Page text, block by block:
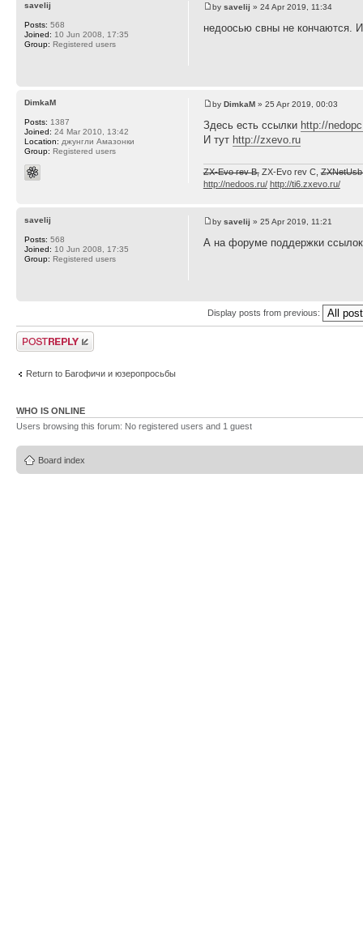
by savelij » 24 Apr 2019, 11:34
недоосью свны не кончаются.
savelij
Posts: 568
Joined: 10 Jun 2008, 17:35
Group: Registered users
by DimkaM» 25 Apr 2019, 00:03
Здесь есть ссылки http://
И тут http://zxevo.ru
ZX-Evo rev B,ZX-Evo rev C,
http://nedoos.ru/ http://ti6.zxevo.ru/
DimkaM
Posts: 1387
Joined: 24 Mar 2010, 13:42
Location: джунгли Амазонки
Group: Registered users
by savelij » 25 Apr 2019, 11:21
А на форуме поддержки ссылок
savelij
Posts: 568
Joined: 10 Jun 2008, 17:35
Group: Registered users
Display posts from previous:
Post a reply
Return to Багофичи и юзеропросьбы
WHO IS ONLINE
Users browsing this forum: No registered users and 1 guest
Board index